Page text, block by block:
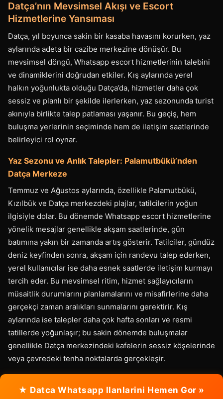
Datça’nın Mevsimsel Akışı ve Escort
Hizmetlerine Yansıması
Datça, yıl boyunca sakin bir kasaba havasını korurken, yaz
aylarında adeta bir cazibe merkezine dönüşür. Bu
mevsimsel döngü, Whatsapp escort hizmetlerinin talebini
ve dinamiklerini doğrudan etkiler. Kış aylarında yerel
halkın yoğunlukta olduğu Datça’da, hizmetler daha çok
sessiz ve planlı bir şekilde ilerlerken, yaz sezonunda turist
akınıyla birlikte talep patlaması yaşanır. Bu geçiş, hem
buluşma yerlerinin seçiminde hem de iletişim saatlerinde
belirleyici rol oynar.
Yaz Sezonu ve Anlık Talepler: Palamutbükü’nden
Datça Merkeze
Temmuz ve Ağustos aylarında, özellikle Palamutbükü,
Kızılbük ve Datça merkezdeki plajlar, tatilcilerin yoğun
ilgisiyle dolar. Bu dönemde Whatsapp escort hizmetlerine
yönelik mesajlar genellikle akşam saatlerinde, gün
batımına yakın bir zamanda artış gösterir. Tatilciler, gündüz
deniz keyfinden sonra, akşam için randevu talep ederken,
yerel kullanıcılar ise daha esnek saatlerde iletişim kurmayı
tercih eder. Bu mevsimsel ritim, hizmet sağlayıcıların
müsaitlik durumlarını planlamalarını ve misafirlerine daha
gerçekçi zaman aralıkları sunmalarını gerektirir. Kış
aylarında ise talepler daha çok hafta sonları ve resmi
tatillerde yoğunlaşır; bu sakin dönemde buluşmalar
genellikle Datça merkezindeki kafelerin sessiz köşelerinde
veya çevredeki tenha noktalarda gerçekleşir.
★ Datca Whatsapp Ilanlarini Hemen Gor »